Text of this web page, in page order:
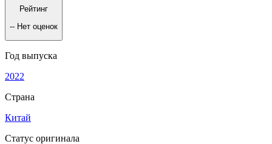
Рейтинг
-- Нет оценок
Год выпуска
2022
Страна
Китай
Статус оригинала